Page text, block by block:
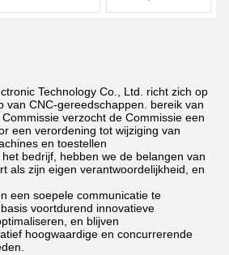
Technology Co., Ltd. richt zich op
van CNC-gereedschappen. bereik van
verzocht de Commissie een
een verordening tot wijziging van
en toestellen
bedrijf, hebben we de belangen van
als zijn eigen verantwoordelijkheid, en
een soepele communicatie te
voortdurend innovatieve
en blijven
hoogwaardige en concurrerende